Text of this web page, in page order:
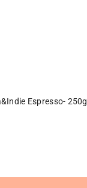
Espresso- 250g